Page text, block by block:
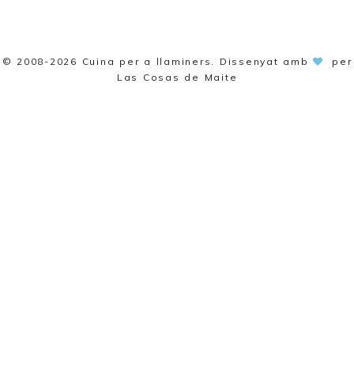
© 2008-2026 Cuina per a llaminers . Dissenyat amb
per
Las Cosas de Maite